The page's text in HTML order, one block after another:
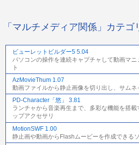
「マルチメディア関係」カテ
ビューレットビルダー5 5.04
パソコンの操作を連続キャプチャして動画マ
ト
AzMovieThum 1.07
動画ファイルから静止画像を切り出し、サムネ
PD-Character「悠」 3.81
ランチャから音楽再生まで、多彩な機能を搭載
ップアクセサリ
MotionSWF 1.00
静止画や動画からFlashムービーを作成できる